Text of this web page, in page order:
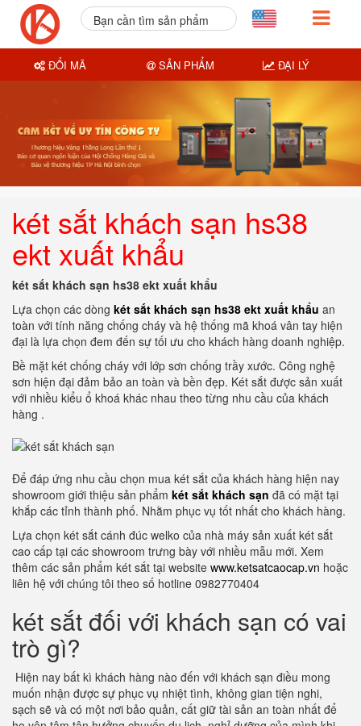
két sắt khách sạn hs38
ekt xuất khẩu
két sắt khách sạn hs38 ekt xuất khẩu
Lựa chọn các dòng két sắt khách sạn hs38 ekt xuất khẩu an
toàn với tính năng chống cháy và hệ thống mã khoá vân tay hiện
đại là lựa chọn đem đến sự tối ưu cho khách hàng doanh nghiệp.
Bề mặt két chống cháy với lớp sơn chống trầy xước. Công nghệ
sơn hiện đại đảm bảo an toàn và bền đẹp. Két sắt được sản xuất
với nhiều kiểu ổ khoá khác nhau theo từng nhu cầu của khách
hàng .
Để đáp ứng nhu cầu chọn mua két sắt của khách hàng hiện nay
showroom giới thiệu sản phẩm két sắt khách sạn đã có mặt tại
khắp các tỉnh thành phố. Nhằm phục vụ tốt nhất cho khách hàng.
Lựa chọn két sắt cánh đúc welko của nhà máy sản xuất két sắt
cao cấp tại các showroom trưng bày với nhiều mẫu mới. Xem
thêm các sản phẩm két sắt tại website www.ketsatcaocap.vn hoặc
liên hệ với chúng tôi theo số hotline 0982770404
két sắt đối với khách sạn có vai
trò gì?
Hiện nay bất kì khách hàng nào đến với khách sạn điều mong
muốn nhận được sự phục vụ nhiệt tình, không gian tiện nghi,
sạch sẽ và có một nơi bảo quản, cất giữ tài sản an toàn nhất để
Bạn cần tìm sản phẩm
ĐỔI MÃ SẢN PHẨM ĐẠI LÝ